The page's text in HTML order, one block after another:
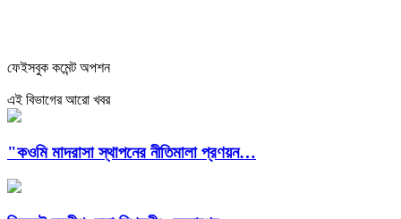
ফেইসবুক কমেন্ট অপশন
এই বিভাগের আরো খবর
"কওমি মাদরাসা স্থাপনের নীতিমালা প্রণয়ন…